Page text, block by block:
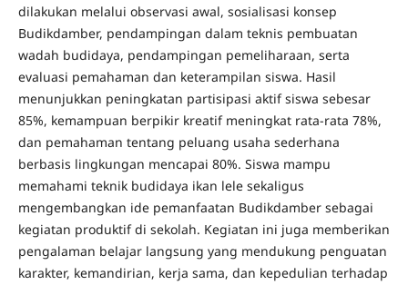
dilakukan melalui observasi awal, sosialisasi konsep
Budikdamber, pendampingan dalam teknis pembuatan
wadah budidaya, pendampingan pemeliharaan, serta
evaluasi pemahaman dan keterampilan siswa. Hasil
menunjukkan peningkatan partisipasi aktif siswa sebesar
85%, kemampuan berpikir kreatif meningkat rata-rata 78%,
dan pemahaman tentang peluang usaha sederhana
berbasis lingkungan mencapai 80%. Siswa mampu
memahami teknik budidaya ikan lele sekaligus
mengembangkan ide pemanfaatan Budikdamber sebagai
kegiatan produktif di sekolah. Kegiatan ini juga memberikan
pengalaman belajar langsung yang mendukung penguatan
karakter, kemandirian, kerja sama, dan kepedulian terhadap